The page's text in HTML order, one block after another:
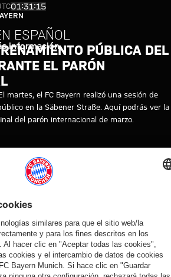
en español:
información
01:31:15
ESPAÑOL
PÚBLICA DEL
EL PARÓN
martes, el FC Bayern realizó una sesión de
en la Säbener Straße. Aquí podrás ver la
del parón internacional de marzo.
VÍDEO
EN DIFERIDO
Vídeo
EN DIFERIDO
Vídeo
LOS
Vídeo
VÍDEO